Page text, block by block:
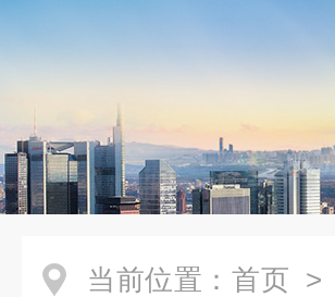
当前位置： 首页 >